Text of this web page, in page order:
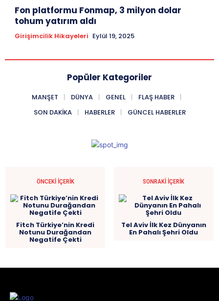
Fon platformu Fonmap, 3 milyon dolar
tohum yatırım aldı
Girişimcilik Hikayeleri Eylül 19, 2025
Popüler Kategoriler
MANŞET DÜNYA GENEL
FLAŞ HABER
SON DAKIKA
HABERLER GÜNCEL HABERLER
ÖNCEKI İÇERIK
Fitch Türkiye’nin Kredi
Notunu Durağandan
Negatife Çekti
SONRAKI İÇERIK
Tel Aviv İlk Kez Dünyanın
En Pahalı Şehri Oldu